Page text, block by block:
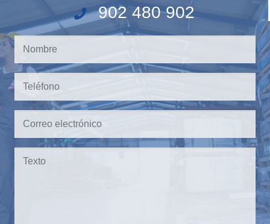
902 480 902